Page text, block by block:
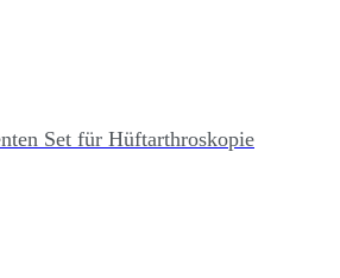
Set für Hüftarthroskopie